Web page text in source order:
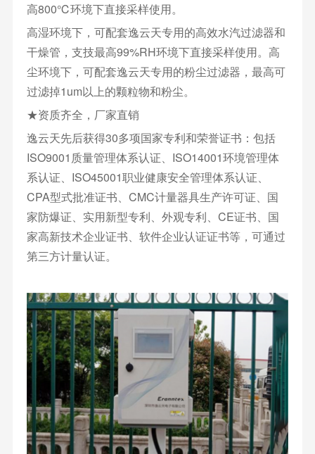
高800℃环境下直接采样使用。
高湿环境下，可配套逸云天专用的高效水汽过滤器和
干燥管，支技最高99%RH环境下直接采样使用。高
尘环境下，可配套逸云天专用的粉尘过滤器，最高可
过滤掉1um以上的颗粒物和粉尘。
★资质齐全，厂家直销
逸云天先后获得30多项国家专利和荣誉证书：包括
ISO9001质量管理体系认证、ISO14001环境管理体
系认证、ISO45001职业健康安全管理体系认证、
CPA型式批准证书、CMC计量器具生产许可证、国
家防爆证、实用新型专利、外观专利、CE证书、国
家高新技术企业证书、软件企业认证证书等，可通过
第三方计量认证。